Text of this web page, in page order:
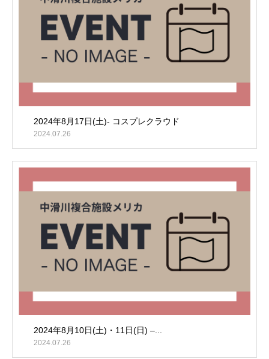
2024年8月17日(土)- コスプレクラウド
2024.07.26
2024年8月10日(土)・11日(日) –...
2024.07.26